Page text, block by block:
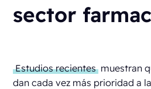
sector
Estudios recientes muestran
dan cada vez más prioridad a